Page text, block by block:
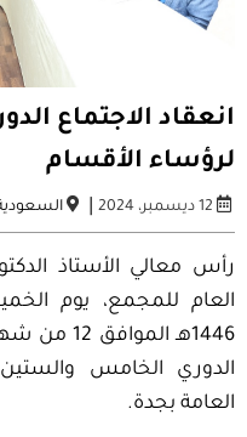
انعقاد الاجتماع
لرؤساء الأقسام
12 ديسمبر، 2024 |
رأس معالي الأستاذ
الدوري الخامس والستين
العامة بجدة.